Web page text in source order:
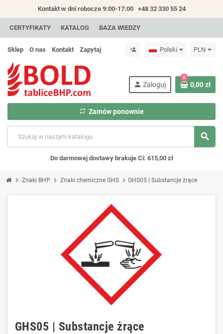
Kontakt w dni robocze 9:00-17:00 +48 32 330 55 24
CERTYFIKATY KATALOG BAZA WIEDZY
Sklep O nas Kontakt Zapytaj person_add Polski PLN
search
person Zaloguj
repeat Zamów ponownie
0
0,00 zł
Do darmowej dostawy brakuje Ci: 615,00 zł
chevron_right Znaki BHP chevron_right Znaki chemiczne GHS chevron_right GHS05 | Substancje żrące
GHS05 | Substancje żrące